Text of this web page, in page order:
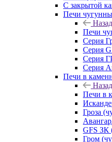
С закрытой
Печи
Назад
Печи
Серия
Серия
Серия
Серия
Печи в
Назад
Печи в
Гроза
GFS ЗК
Гром